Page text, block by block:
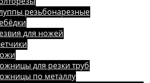
резьбонарезные
для ножей
для резки труб
по металлу